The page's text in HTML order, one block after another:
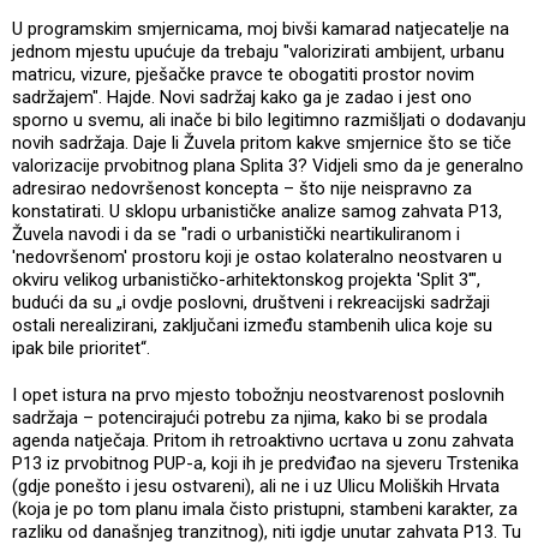
U programskim smjernicama, moj bivši kamarad natjecatelje na
jednom mjestu upućuje da trebaju "valorizirati ambijent, urbanu
matricu, vizure, pješačke pravce te obogatiti prostor novim
sadržajem". Hajde. Novi sadržaj kako ga je zadao i jest ono
sporno u svemu, ali inače bi bilo legitimno razmišljati o dodavanju
novih sadržaja. Daje li Žuvela pritom kakve smjernice što se tiče
valorizacije prvobitnog plana Splita 3? Vidjeli smo da je generalno
adresirao nedovršenost koncepta – što nije neispravno za
konstatirati. U sklopu urbanističke analize samog zahvata P13,
Žuvela navodi i da se "radi o urbanistički neartikuliranom i
'nedovršenom' prostoru koji je ostao kolateralno neostvaren u
okviru velikog urbanističko-arhitektonskog projekta 'Split 3'",
budući da su „i ovdje poslovni, društveni i rekreacijski sadržaji
ostali nerealizirani, zaključani između stambenih ulica koje su
ipak bile prioritet“.
I opet istura na prvo mjesto tobožnju neostvarenost poslovnih
sadržaja – potencirajući potrebu za njima, kako bi se prodala
agenda natječaja. Pritom ih retroaktivno ucrtava u zonu zahvata
P13 iz prvobitnog PUP-a, koji ih je predviđao na sjeveru Trstenika
(gdje ponešto i jesu ostvareni), ali ne i uz Ulicu Moliških Hrvata
(koja je po tom planu imala čisto pristupni, stambeni karakter, za
razliku od današnjeg tranzitnog), niti igdje unutar zahvata P13. Tu